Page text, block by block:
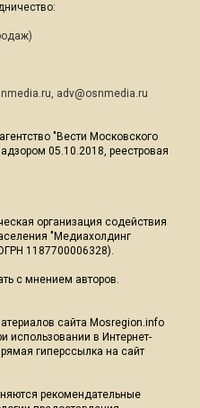
, adv@osnmedia.ru
"Вести Московского
05.10.2018, реестровая
организация содействия
"Медиахолдинг
1187700006328).
с мнением авторов.
сайта Mosregion.info
использовании в Интернет-
гиперссылка на сайт
рекомендательные